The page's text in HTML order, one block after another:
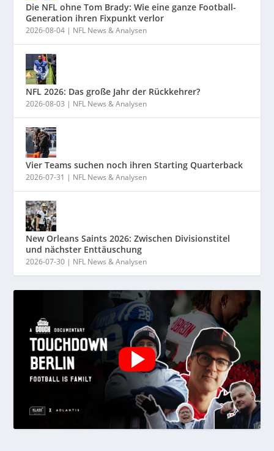
Die NFL ohne Tom Brady: Wie eine ganze Football-
Generation ihren Fixpunkt verlor
2026-08-04 | NFL News & Analysen
NFL 2026: Das große Jahr der Rückkehrer?
2026-08-03 | NFL News & Analysen
Vier Teams suchen noch ihren Starting Quarterback
2026-07-31 | NFL News & Analysen
New Orleans Saints 2026: Zwischen Divisionstitel
und nächster Enttäuschung
2026-07-30 | NFL News & Analysen